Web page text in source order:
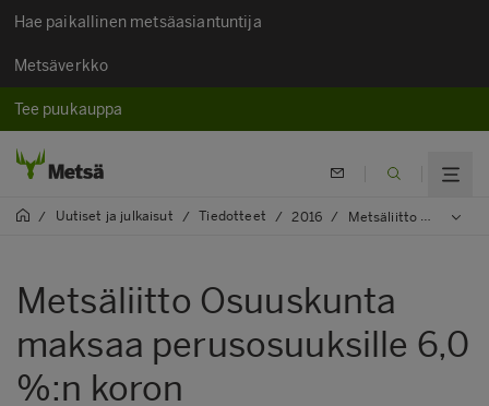
Hae paikallinen metsäasiantuntija
Metsäverkko
Tee puukauppa
/ Uutiset ja julkaisut / Tiedotteet / 2016 / Metsäliitto Osuuskunta maksaa perusosuuksille 6,0 %:n koron
Metsäliitto Osuuskunta
maksaa perusosuuksille 6,0
%:n koron